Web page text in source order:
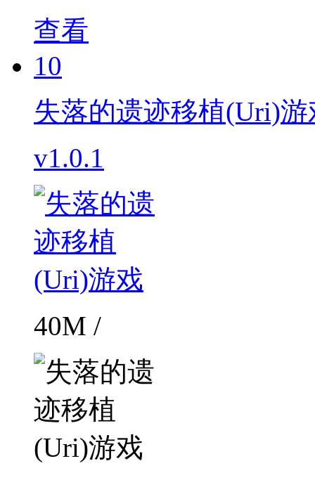
查看
10
失落的遗迹移植(Uri)游
v1.0.1
40M /